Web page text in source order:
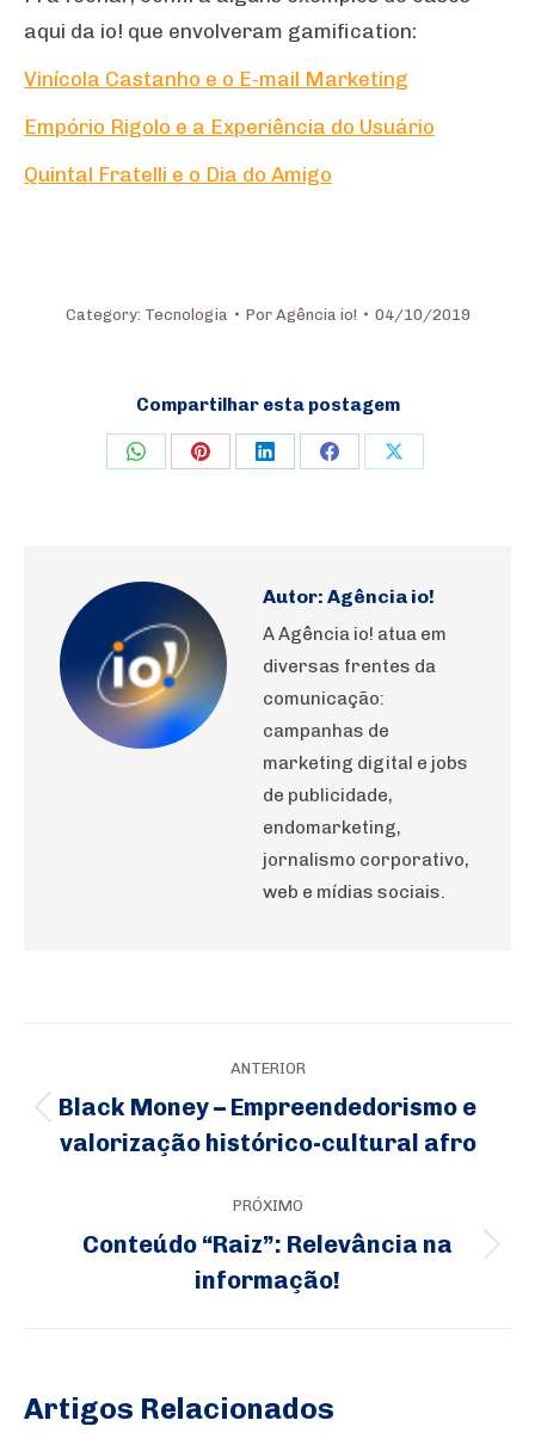
aqui da io! que envolveram gamification:
Vinícola Castanho e o E-mail Marketing
Empório Rigolo e a Experiência do Usuário
Quintal Fratelli e o Dia do Amigo
Category: Tecnologia Por Agência io! 04/10/2019
Compartilhar esta postagem
Share Share Share Share Share
Autor: Agência io!
A Agência io! atua em
diversas frentes da
comunicação:
campanhas de
marketing digital e jobs
de publicidade,
endomarketing,
jornalismo corporativo,
web e mídias sociais.
de
post:
ANTERIOR
Post
Black Money – Empreendedorismo e
valorização histórico-cultural afro
PRÓXIMO
post:
Conteúdo “Raiz”: Relevância na
informação!
Artigos Relacionados